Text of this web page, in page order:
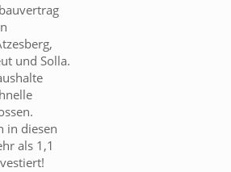
und Solla.
in diesen
als 1,1